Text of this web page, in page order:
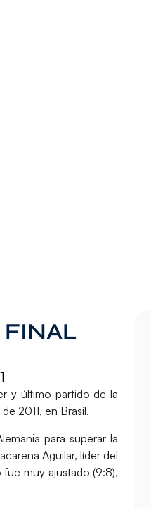
FINAL
y último partido de la
2011, en Brasil.
para superar la
Aguilar, líder del
muy ajustado (9:8),